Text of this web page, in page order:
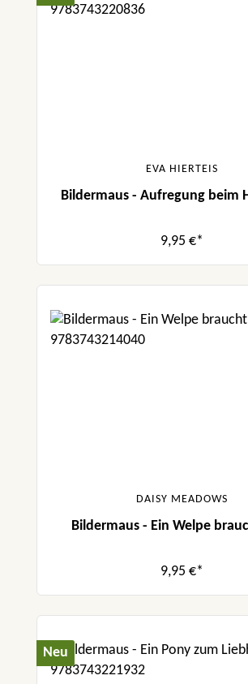
EVA HIERTEIS
Bildermaus - Aufregung beim
9,95 €*
DAISY MEADOWS
Bildermaus - Ein Welpe
9,95 €*
Neu